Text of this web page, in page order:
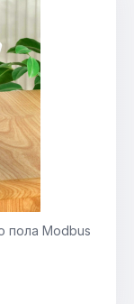
пола Modbus